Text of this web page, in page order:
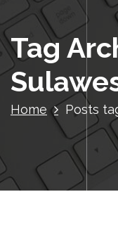
e Tag
Home Posts